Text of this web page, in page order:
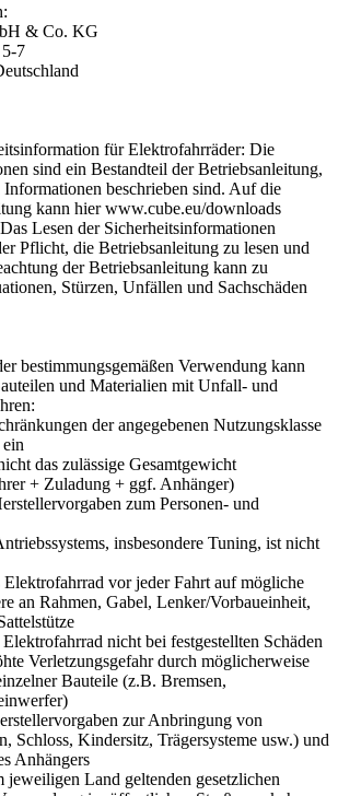
& Co. KG
7
für Elektrofahrräder: Die
sind ein Bestandteil der Betriebsanleitung,
beschrieben sind. Auf die
kann hier www.cube.eu/downloads
Lesen der Sicherheitsinformationen
Pflicht, die Betriebsanleitung zu lesen und
der Betriebsanleitung kann zu
Stürzen, Unfällen und Sachschäden
bestimmungsgemäßen Verwendung kann
und Materialien mit Unfall- und
der angegebenen Nutzungsklasse
das zulässige Gesamtgewicht
+ Zuladung + ggf. Anhänger)
zum Personen- und
insbesondere Tuning, ist nicht
vor jeder Fahrt auf mögliche
an Rahmen, Gabel, Lenker/Vorbaueinheit,
nicht bei festgestellten Schäden
Verletzungsgefahr durch möglicherweise
Bauteile (z.B. Bremsen,
zur Anbringung von
Schloss, Kindersitz, Trägersysteme usw.) und
Anhängers
jeweiligen Land geltenden gesetzlichen